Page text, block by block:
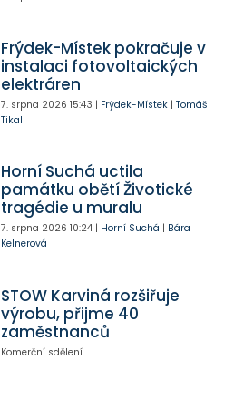
Frýdek-Místek pokračuje v
instalaci fotovoltaických
elektráren
7. srpna 2026 15:43 | Frýdek-Místek| Tomáš
Tikal
Horní Suchá uctila
památku obětí Životické
tragédie u muralu
7. srpna 2026 10:24| Horní Suchá | Bára
Kelnerová
STOW Karviná rozšiřuje
výrobu, přijme 40
zaměstnanců
Komerční sdělení